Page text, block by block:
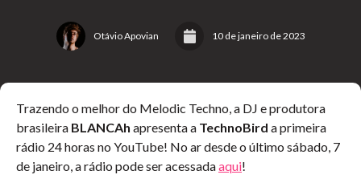
Otávio Apovian 10 de janeiro de 2023
Trazendo o melhor do Melodic Techno, a DJ e produtora
brasileira BLANCAh apresenta a TechnoBird a primeira
rádio 24 horas no YouTube! No ar desde o último sábado, 7
de janeiro, a rádio pode ser acessadaaqui!